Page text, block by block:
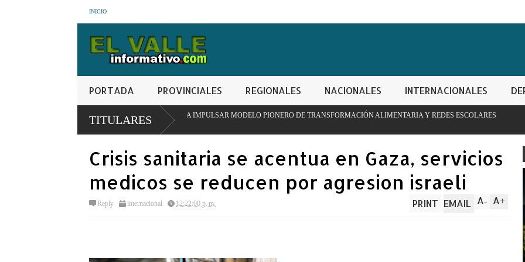
INICIO
PORTADA PROVINCIALES REGIONALES NACIONALES INTERNACIONALES
TITULARES
EN SAN JUAN PARA IMPULSAR MODELO PIONERO DE TRANSFORMACIÓN ALIMENTARIA Y REDES ESCOLARES
PN apresa hombre
Crisis sanitaria se acentua en Gaza, servicios
medicos se reducen por agresion israeli
Reply internacional 12:22:00 p. m. A+
A-
PRINT EMAIL